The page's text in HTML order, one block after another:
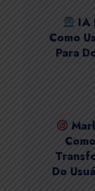
IA
Como
Para
Do